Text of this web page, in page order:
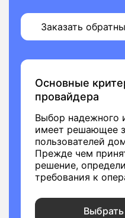
Заказать
Основные
провайдера
Выбор надежного
имеет решающее
пользователей
Прежде чем
решение,
требования к